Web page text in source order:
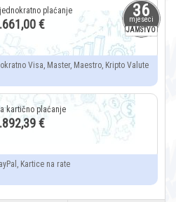
36
mjeseci
JAMSTVO
€
Visa, Master, Maestro, Kripto Valute
€
Kartice na rate